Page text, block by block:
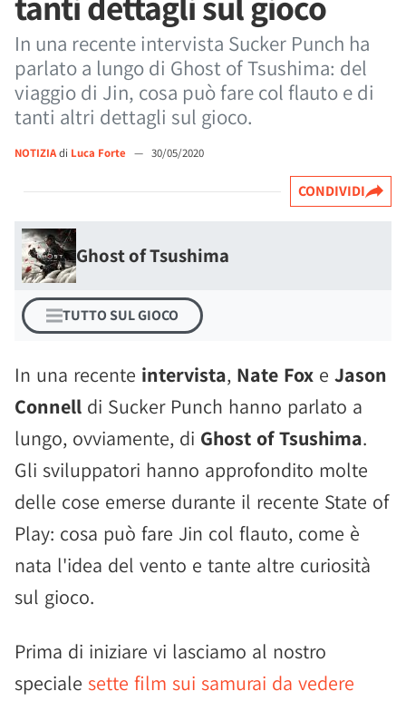
In una recente intervista Sucker Punch ha
parlato a lungo di Ghost of Tsushima: del
viaggio di Jin, cosa può fare col flauto e di
tanti altri dettagli sul gioco.
NOTIZIAdi Luca Forte — 30/05/2020
CONDIVIDI
Ghost of Tsushima
TUTTO SUL GIOCO
In una recente intervista, Nate Fox e Jason
Connell di Sucker Punch hanno parlato a
lungo, ovviamente, di Ghost of Tsushima.
Gli sviluppatori hanno approfondito molte
delle cose emerse durante il recente State of
Play: cosa può fare Jin col flauto, come è
nata l'idea del vento e tante altre curiosità
sul gioco.
Prima di iniziare vi lasciamo al nostro
speciale sette film sui samurai da vedere